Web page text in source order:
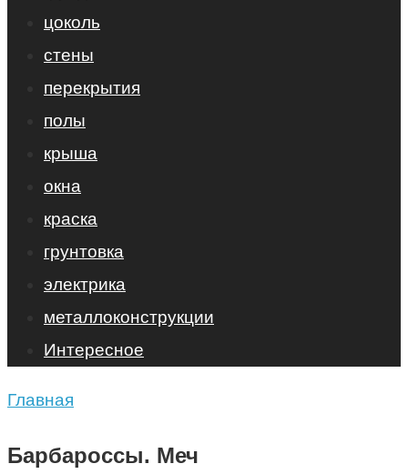
цоколь
стены
перекрытия
полы
крыша
окна
краска
грунтовка
электрика
металлоконструкции
Интересное
Главная
Барбароссы. Меч